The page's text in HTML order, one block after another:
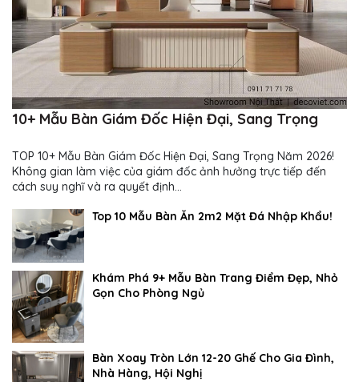
10+ Mẫu Bàn Giám Đốc Hiện Đại, Sang Trọng
TOP 10+ Mẫu Bàn Giám Đốc Hiện Đại, Sang Trọng Năm 2026!
Không gian làm việc của giám đốc ảnh hưởng trực tiếp đến
cách suy nghĩ và ra quyết định...
Top 10 Mẫu Bàn Ăn 2m2 Mặt Đá Nhập Khẩu!
Khám Phá 9+ Mẫu Bàn Trang Điểm Đẹp, Nhỏ
Gọn Cho Phòng Ngủ
Bàn Xoay Tròn Lớn 12-20 Ghế Cho Gia Đình,
Nhà Hàng, Hội Nghị